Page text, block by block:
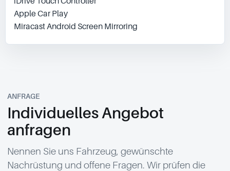
Apple Car Play
Miracast Android Screen Mirroring
ANFRAGE
Individuelles Angebot
anfragen
Nennen Sie uns Fahrzeug, gewünschte
Nachrüstung und offene Fragen. Wir prüfen die